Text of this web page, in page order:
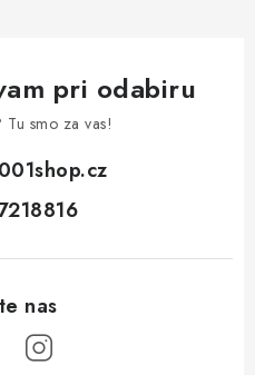
pri odabiru
Tu smo za vas!
001shop.cz